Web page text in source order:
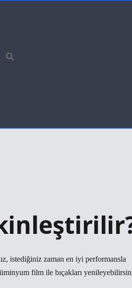
istediğiniz zaman en iyi performansla
film ile bıçakları